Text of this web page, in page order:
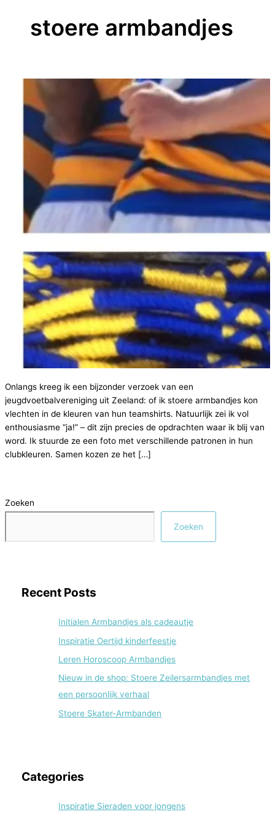
Zoeken
Zoeken
Recent Posts
Initialen Armbandjes als cadeautje
Inspiratie Oertijd kinderfeestje
Leren Horoscoop Armbandjes
Nieuw in de shop: Stoere Zeilersarmbandjes met
een persoonlijk verhaal
Stoere Skater-Armbanden
Categories
Inspiratie Sieraden voor jongens
stoere armbandjes
Onlangs kreeg ik een bijzonder verzoek van een
jeugdvoetbalvereniging uit Zeeland: of ik stoere armbandjes kon
vlechten in de kleuren van hun teamshirts. Natuurlijk zei ik vol
enthousiasme “ja!” – dit zijn precies de opdrachten waar ik blij van
word. Ik stuurde ze een foto met verschillende patronen in hun
clubkleuren. Samen kozen ze het […]